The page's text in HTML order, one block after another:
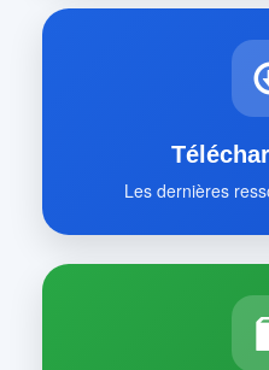
Les dernières